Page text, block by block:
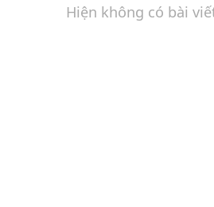
Hiện không có bài